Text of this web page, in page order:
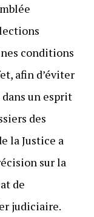
conditions
afin d’éviter
un esprit
des
la Justice a
sur la
de
judiciaire.